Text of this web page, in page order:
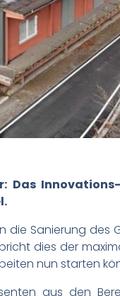
Sanierung des
dies der
nun starten
aus den